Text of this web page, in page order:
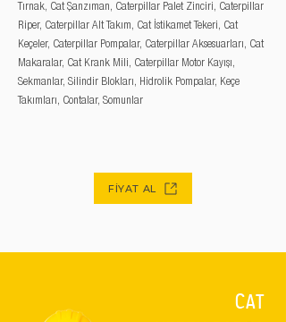
Tırnak, Cat Şanzıman, Caterpillar Palet Zinciri, Caterpillar
Riper, Caterpillar Alt Takım, Cat İstikamet Tekeri, Cat
Keçeler, Caterpillar Pompalar, Caterpillar Aksesuarları, Cat
Makaralar, Cat Krank Mili, Caterpillar Motor Kayışı,
Sekmanlar, Silindir Blokları, Hidrolik Pompalar, Keçe
Takımları, Contalar, Somunlar
FİYAT AL
CAT